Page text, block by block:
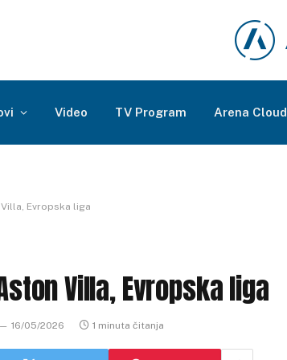
Video TV Program Arena Cloud
Evropska liga
Villa, Evropska liga
16/05/2026 1 minuta čitanja